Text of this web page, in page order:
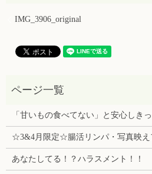
IMG_3906_original
「甘いもの食べてない」と安心しき
☆3&4月限定☆腸活リンパ・写真映え
あなたしてる！？ハラスメント！！